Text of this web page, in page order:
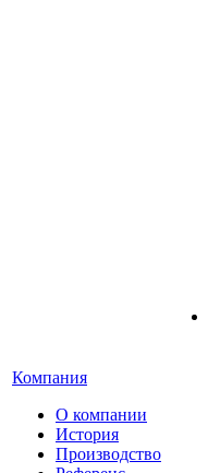
Компания
О компании
История
Производство